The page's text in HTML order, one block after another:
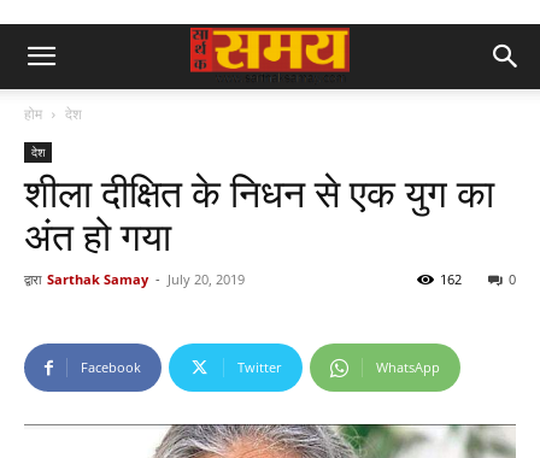
होम देश
देश
शीला दीक्षित के निधन से एक युग का
अंत हो गया
द्वारा Sarthak Samay - July 20, 2019 0
162
Facebook Twitter WhatsApp